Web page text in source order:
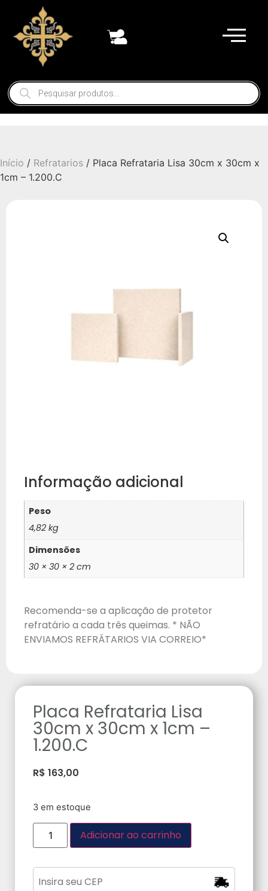
Início / Refratarios / Placa Refrataria Lisa 30cm x 30cm x
1cm – 1.200.C
Informação adicional
Peso
4,82 kg
Dimensões
30 × 30 × 2 cm
Recomenda-se a aplicação de protetor
refratário a cada três queimas. * NÃO
ENVIAMOS REFRÁTARIOS VIA CORREIO*
Placa Refrataria Lisa
30cm x 30cm x 1cm –
1.200.C
R$ 163,00
3 em estoque
Adicionar ao carrinho